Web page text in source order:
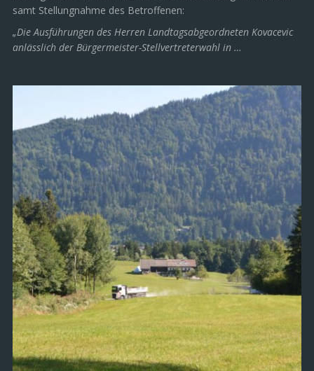
samt Stellungnahme des Betroffenen:
„Die Ausführungen des Herren Landtagsabgeordneten Kovacevic
anlässlich der Bürgermeister-Stellvertreterwahl in …